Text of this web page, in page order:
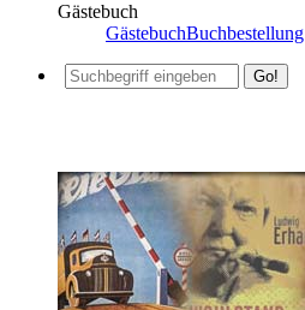
Gästebuch
GästebuchBuchbestellung